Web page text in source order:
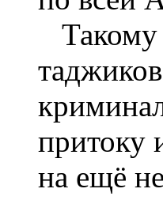
Такому
притоку
на ещё